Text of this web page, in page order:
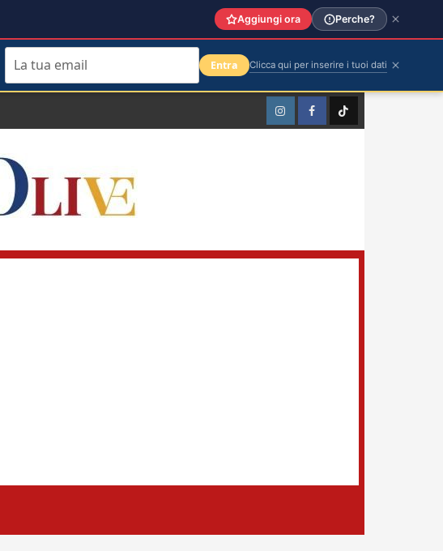
InstagramFacebookTikTok
Aggiungi ora Perche?
Entra Clicca qui per inserire i tuoi dati